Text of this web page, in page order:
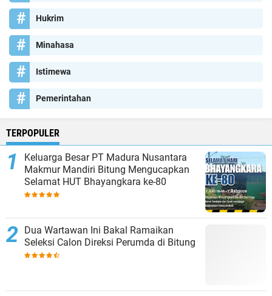
Hukrim
Minahasa
Istimewa
Pemerintahan
TERPOPULER
Keluarga Besar PT Madura Nusantara
Makmur Mandiri Bitung Mengucapkan
Selamat HUT Bhayangkara ke-80
Dua Wartawan Ini Bakal Ramaikan
Seleksi Calon Direksi Perumda di Bitung